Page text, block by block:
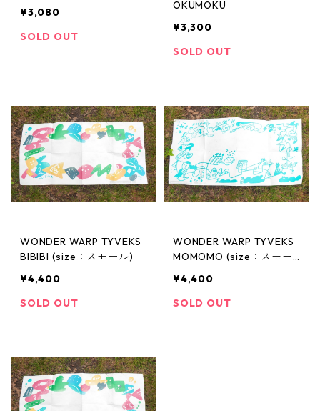
¥3,080
SOLD OUT
OKUMOKU
¥3,300
SOLD OUT
WONDER WARP TYVEKS
BIBIBI (size：スモール)
¥4,400
SOLD OUT
WONDER WARP TYVEKS
MOMOMO (size：スモー
¥4,400
SOLD OUT